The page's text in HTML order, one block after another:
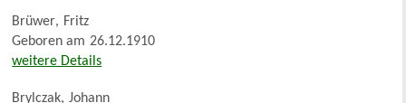
Brüwer, Fritz
Geboren am 26.12.1910
weitere Details
Brylczak, Johann